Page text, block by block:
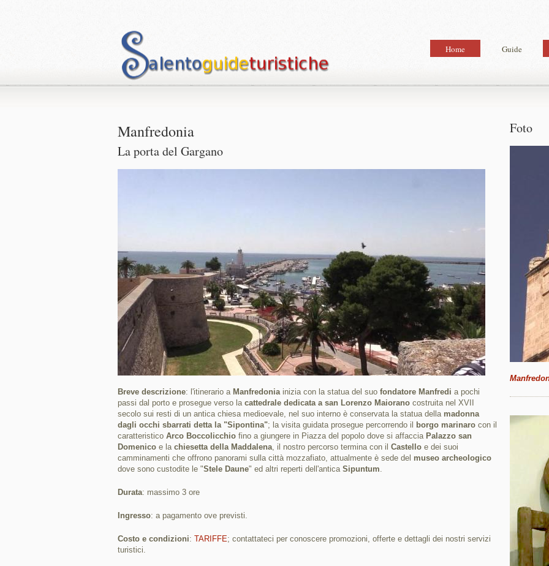
Home Guide
Manfredonia
La porta del Gargano
Breve descrizione: l'itinerario a Manfredoniainizia con la statua del suo fondatore Manfredi a pochi
passi dal porto e prosegue verso la cattedrale dedicata a san Lorenzo Maiorano costruita nel XVII
secolo sui resti di un antica chiesa medioevale, nel suo interno è conservata la statua della madonna
dagli occhi sbarrati detta la "Sipontina"; la visita guidata prosegue percorrendo il borgo marinaro con il
caratteristico Arco Boccolicchio fino a giungere in Piazza del popolo dove si affaccia Palazzo san
Domenico e la chiesetta della Maddalena, il nostro percorso termina con il Castello e dei suoi
camminamenti che offrono panorami sulla città mozzafiato, attualmente è sede del museo archeologico
dove sono custodite le "Stele Daune" ed altri reperti dell'antica Sipuntum.
Durata: massimo 3 ore
Ingresso: a pagamento ove previsti.
Costo e condizioni: TARIFFE; contattateci per conoscere promozioni, offerte e dettagli dei nostri servizi
turistici.
Foto